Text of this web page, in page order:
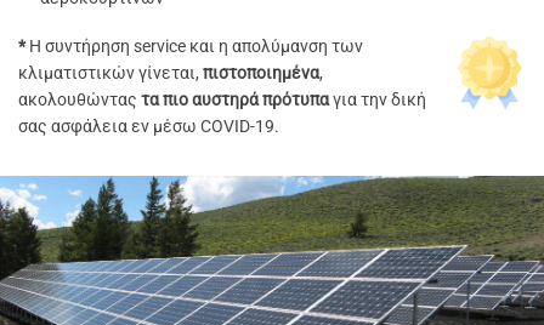
*H συντήρηση service και η απολύμανση των
κλιματιστικών γίνεται, πιστοποιημένα,
ακολουθώντας τα πιο αυστηρά πρότυπαγια την δική
σας ασφάλεια εν μέσω COVID-19.